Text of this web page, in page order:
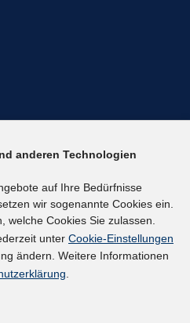
anderen Technologien
auf Ihre Bedürfnisse
wir sogenannte Cookies ein.
welche Cookies Sie zulassen.
unter Cookie-Einstellungen
ändern. Weitere Informationen
.